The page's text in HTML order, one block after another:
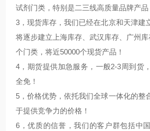
试剂门类，特别是二三线高质量品牌产品
3，现货库存，我们已经在北京和天津建
将逐步建立上海库存、武汉库存、广州
个门类，将近50000个现货产品！
4，期货提供加急服务，一般2-3周到货
全免！
5，价格优势，依托我们全球一体化的整
于提供竞争力的价格！
6，优质的信誉，我们的客户群包括中